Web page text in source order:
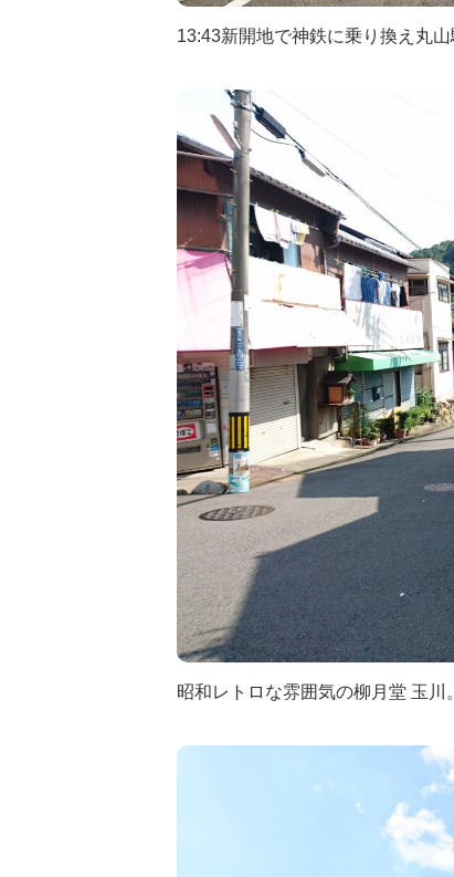
13:43新開地で神鉄に乗り換え丸
昭和レトロな雰囲気の柳月堂 玉川